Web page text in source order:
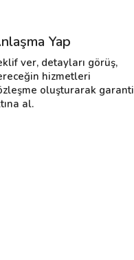
Yap
ver, detayları görüş,
hizmetleri
oluşturarak garanti
al.